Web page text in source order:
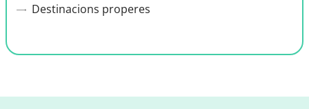
Destinacions properes